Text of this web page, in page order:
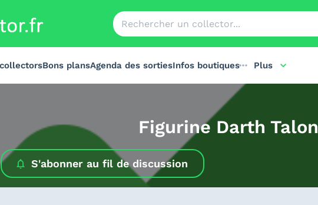
Bons plansAgenda des sortiesInfos boutiques Plus
Figurine Darth Talon
S'abonner au fil de discussion